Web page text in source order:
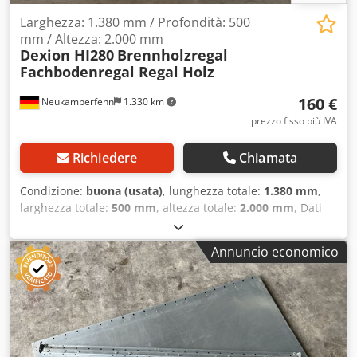
Neukamperfehn 1.330 km
Larghezza: 1.380 mm / Profondità: 500
mm / Altezza: 2.000 mm
Dexion HI280 Brennholzregal
Fachbodenregal Regal Holz
160 €
prezzo fisso più IVA
Richiedere Chiamata
Condizione: buona (usata), lunghezza totale: 1.380 mm,
larghezza totale: 500 mm, altezza totale: 2.000 mm, Dati
tecnici della scaffalatura per legna da ardere: Sistema di
scaffalatura: Dexion Tipo: HI280 Crjdpfx Aezrgxhjclof Dati
tecnici per l'installazione: Numero di file di scaffali: 01
unità Lunghezza scaffale: 1.380 mm Numero di campate
per fila di scaffali: 01 unità Numero di ripiani, compreso il
piano di base: 05 unità Nota: Offriamo la scaffalatura
senza legna da ardere. La legna da ardere serve solo a
scopo decorativo. La fornitura include: 02x Montanti per
Annuncio economico